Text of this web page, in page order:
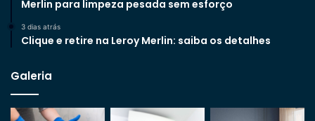
Merlin para limpeza pesada sem esforço
3 dias atrás
Clique e retire na Leroy Merlin: saiba os detalhes
Galeria